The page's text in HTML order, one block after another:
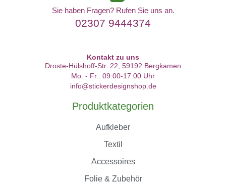
Sie haben Fragen? Rufen Sie uns an.
02307 9444374
Kontakt zu uns
Droste-Hülshoff-Str. 22, 59192 Bergkamen
Mo. - Fr.: 09:00-17:00 Uhr
info@stickerdesignshop.de
Produktkategorien
Aufkleber
Textil
Accessoires
Folie & Zubehör